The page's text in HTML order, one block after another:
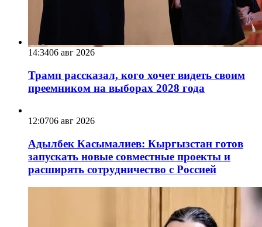
14:3406 авг 2026
Трамп рассказал, кого хочет видеть своим
преемником на выборах 2028 года
12:0706 авг 2026
Адылбек Касымалиев: Кыргызстан готов
запускать новые совместные проекты и
расширять сотрудничество с Россией